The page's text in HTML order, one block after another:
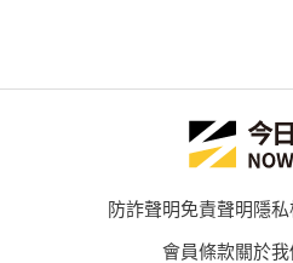
防詐聲明免責聲明隱
會員條款關於